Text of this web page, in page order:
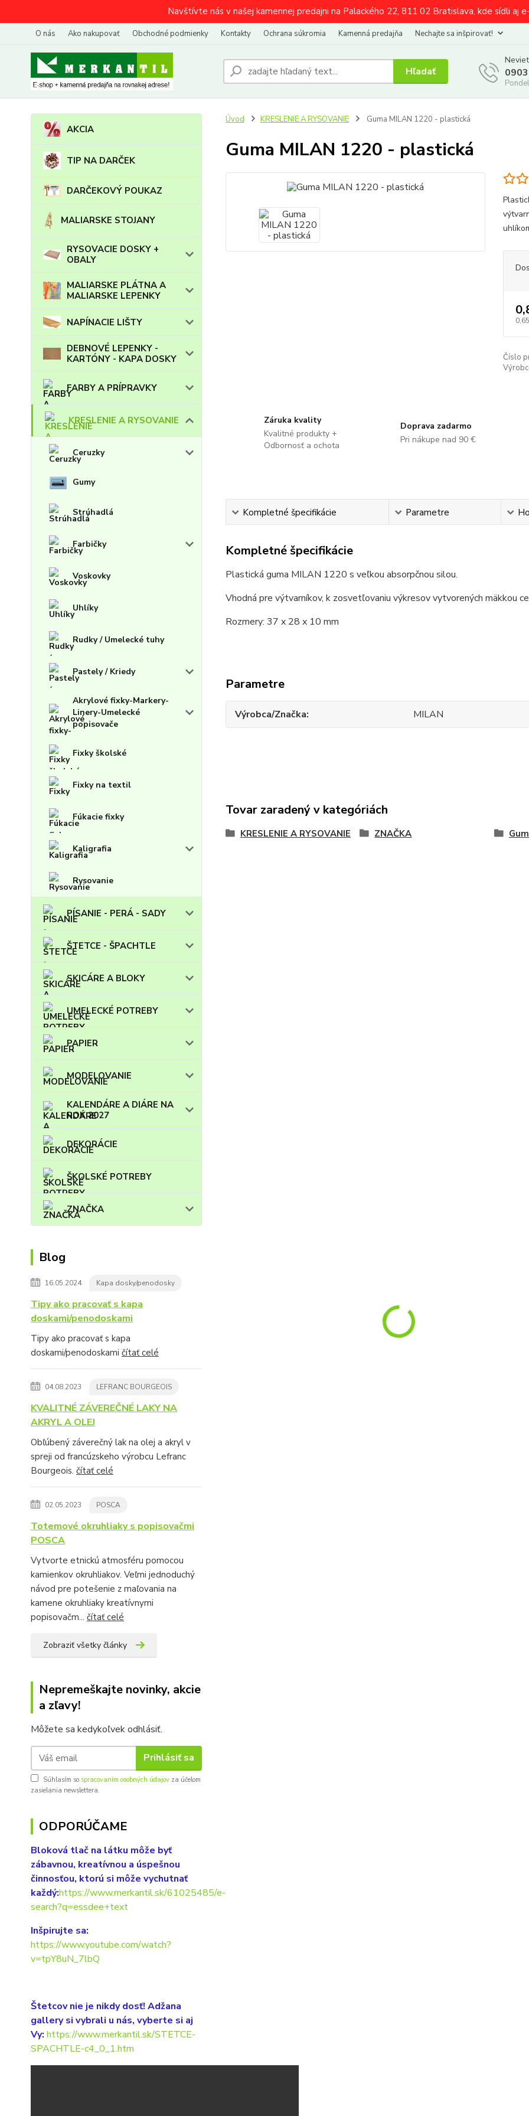
Navštívte nás v našej kamennej predajni na Palackého 22, 811 02 Bratislava, kde sídli aj
O nás Ako nakupovať Obchodné podmienky Kontakty Ochrana súkromia Kamenná predajňa Nechajte sa inšpirovať!
Hľadať
AKCIA
TIP NA DARČEK
DARČEKOVÝ POUKAZ
MALIARSKE STOJANY
RYSOVACIE DOSKY +
OBALY
MALIARSKE PLÁTNA A
MALIARSKE LEPENKY
NAPÍNACIE LIŠTY
DEBNOVÉ LEPENKY -
KARTÓNY - KAPA DOSKY
FARBY A PRÍPRAVKY
KRESLENIE A RYSOVANIE
Ceruzky
Gumy
Strúhadlá
Farbičky
Voskovky
Uhlíky
Rudky / Umelecké tuhy
Pastely / Kriedy
Akrylové fixky-Markery-
Linery-Umelecké
popisovače
Fixky školské
Fixky na textil
Fúkacie fixky
Kaligrafia
Rysovanie
PÍSANIE - PERÁ - SADY
ŠTETCE - ŠPACHTLE
SKICÁRE A BLOKY
UMELECKÉ POTREBY
PAPIER
MODELOVANIE
KALENDÁRE A DIÁRE NA
ROK 2027
DEKORÁCIE
ŠKOLSKÉ POTREBY
ZNAČKA
Blog
16.05.2024 Kapa dosky/penodosky
Tipy ako pracovať s kapa
doskami/penodoskami
Tipy ako pracovať s kapa
doskami/penodoskami čítať celé
04.08.2023 LEFRANC BOURGEOIS
KVALITNÉ ZÁVEREČNÉ LAKY NA
AKRYL A OLEJ
Obľúbený záverečný lak na olej a akryl v
spreji od francúzskeho výrobcu Lefranc
Bourgeois. čítať celé
02.05.2023 POSCA
Totemové okruhliaky s popisovačmi
POSCA
Vytvorte etnickú atmosféru pomocou
kamienkov okruhliakov. Veľmi jednoduchý
návod pre potešenie z maľovania na
kamene okruhliaky kreatívnymi
popisovačm... čítať celé
Zobraziť všetky články
Nepremeškajte novinky, akcie
a zľavy!
Môžete sa kedykoľvek odhlásiť.
Prihlásiť sa
Súhlasím so spracovaním osobných údajov za účelom
zasielania newslettera.
ODPORÚČAME
Bloková tlač na látku môže byť
zábavnou, kreatívnou a úspešnou
činnosťou, ktorú si môže vychutnať
každý:https://www.merkantil.sk/61025485/e-
search?q=essdee+text
Inšpirujte sa:
https://www.youtube.com/watch?
v=tpY8uN_7lbQ
Štetcov nie je nikdy dosť! Adžana
gallery si vybrali u nás, vyberte si aj
Vy: https://www.merkantil.sk/STETCE-
SPACHTLE-c4_0_1.htm
Úvod KRESLENIE A RYSOVANIE Guma MILAN 1220 - plastická
Guma MILAN 1220 - plastická
Číslo
Záruka kvality
Kvalitné produkty +
Odbornosť a ochota
Doprava zadarmo
Pri nákupe nad 90 €
Kompletné špecifikácie Parametre
Kompletné špecifikácie
Plastická guma MILAN 1220 s veľkou absorpčnou silou.
Vhodná pre výtvarníkov, k zosvetľovaniu výkresov vytvorených mäkkou
Rozmery: 37 x 28 x 10 mm
Parametre
Výrobca/Značka MILAN
Tovar zaradený v kategóriách
KRESLENIE A RYSOVANIE ZNAČKA